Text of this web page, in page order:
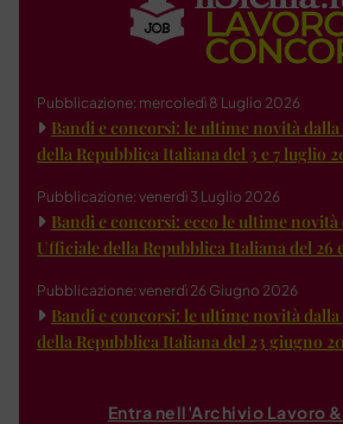
Pubblicazione: mercoledì 8 Luglio 2026
Bandi e concorsi: le ultime novità
della Repubblica Italiana del 3 e 7 luglio
Pubblicazione: venerdì 3 Luglio 2026
Bandi e concorsi: ecco le ultime novità
Ufficiale della Repubblica Italiana del 26
Pubblicazione: venerdì 26 Giugno 2026
Bandi e concorsi: le ultime novità
della Repubblica Italiana del 23 giugno
Entra nell'Archivio Lavoro